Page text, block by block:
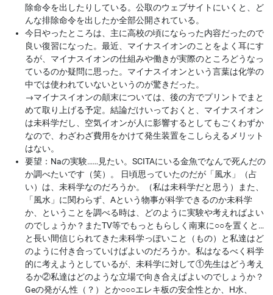
除命令を出したりしている。公取のウェブサイトにいくと、ど
んな排除命令を出したか全部公開されている。
今日やったところは、主に高校の頃にならった内容だったので
良い復習になった。最近、マイナスイオンのことをよく耳にす
るが、マイナスイオンの仕組みや働きが実際のところどうなっ
ているのか疑問に思った。マイナスイオンという言葉は化学の
中では使われていないというのが驚きだった。
→マイナスイオンの顛末については、後の方でプリントでまと
めて取り上げる予定。結論だけいっておくと、マイナスイオン
は未科学だし、空気イオンが人に影響するとしてもごくわずか
なので、わざわざ費用をかけて発生装置をこしらえるメリット
はない。
要望：Naの実験……見たい。SCITAにいる金魚でなんで死んだの
か調べたいです（笑）。 日頃思っていたのだが「風水」（占
い）は、未科学なのだろうか。（私は未科学だと思う）また、
「風水」に関わらず、Aという物事が科学できるのか未科学
か、ということを調べる時は、どのように実験や考えればよい
のでしょうか？またTV等でもっともらしく南東に○○を置くと…
と長い間信じられてきた未科学っぽいこと（もの）と私達はど
のように付き合っていけばよいのだろうか。私はなるべく科学
的に考えようとしているが、未科学に対して①先生はどう考え
るか②私達はどのような立場で向き合えばよいのでしょうか？
Geの発がん性（？）とか○○○エレキ板の安全性とか、H水、